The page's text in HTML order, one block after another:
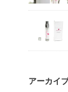
アーカイ